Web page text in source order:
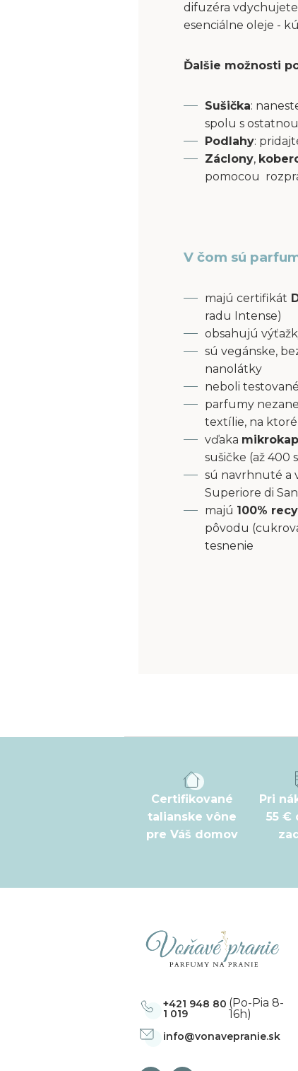
difuzéra
esenciálne oleje -
Ďalšie možnosti
Sušička:
spolu s
Podlahy:
Záclony,
pomocou
V čom sú
majú certifikát
radu Intense)
obsahujú
sú vegánske,
nanolátky
neboli
parfumy
textílie, na ktoré
vďaka
sušičke (až 400
sú navrhnuté a
Superiore di
majú 100%
pôvodu
tesnenie
á
Certifikované
talianske vône
pre Váš domov
Pri
55 €
info@vonavepranie.sk
+421 948 80
1 019
(Po-Pia 8-
16h)